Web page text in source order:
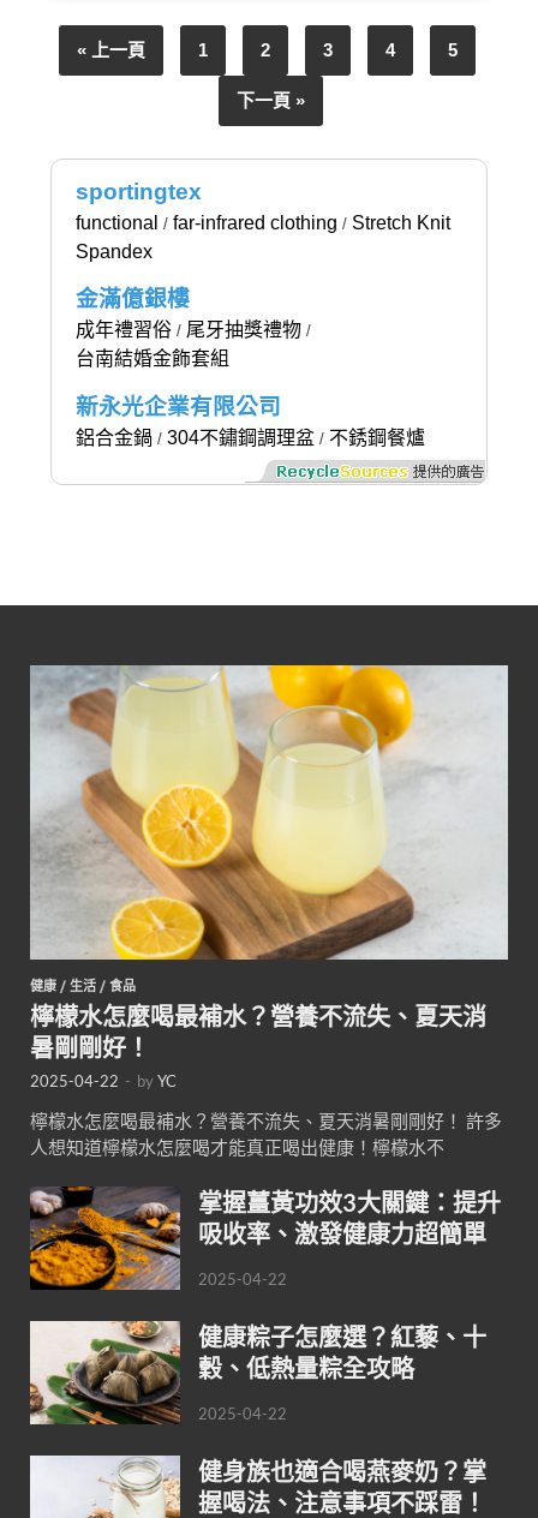
« 上一頁 1 2 3 4 5
下一頁 »
sportingtex
functional / far-infrared clothing / Stretch Knit
Spandex
金滿億銀樓
成年禮習俗/ 尾牙抽獎禮物/
台南結婚金飾套組
新永光企業有限公司
鋁合金鍋 / 304不鏽鋼調理盆/ 不銹鋼餐爐
健康 / 生活 / 食品
檸檬水怎麼喝最補水？營養不流失、夏天消
暑剛剛好！
2025-04-22 - byYC
檸檬水怎麼喝最補水？營養不流失、夏天消暑剛剛好！ 許多
人想知道檸檬水怎麼喝才能真正喝出健康！檸檬水不
掌握薑黃功效3大關鍵：提升
吸收率、激發健康力超簡單
2025-04-22
健康粽子怎麼選？紅藜、十
穀、低熱量粽全攻略
2025-04-22
健身族也適合喝燕麥奶？掌
握喝法、注意事項不踩雷！